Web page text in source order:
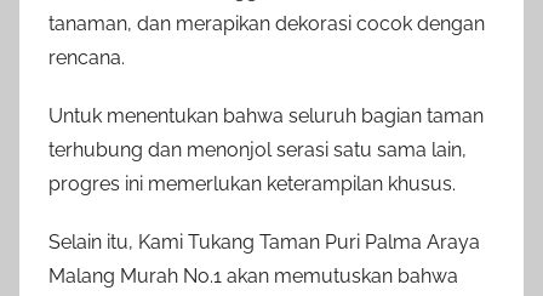
tanaman, dan merapikan dekorasi cocok dengan
rencana.
Untuk menentukan bahwa seluruh bagian taman
terhubung dan menonjol serasi satu sama lain,
progres ini memerlukan keterampilan khusus.
Selain itu, Kami Tukang Taman Puri Palma Araya
Malang Murah No.1 akan memutuskan bahwa